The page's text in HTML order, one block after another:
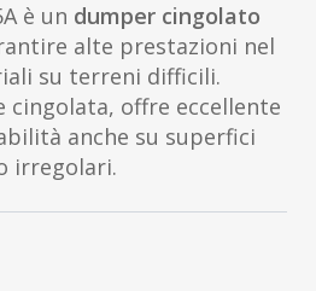
è un dumper cingolato
alte prestazioni nel
su terreni difficili.
cingolata, offre eccellente
anche su superfici
irregolari.